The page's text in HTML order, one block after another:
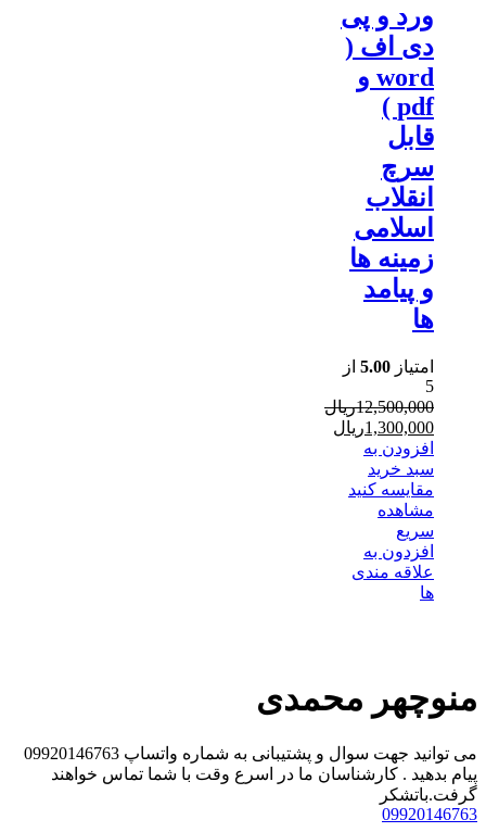
ورد و پی
دی اف (
word و
pdf )
قابل
سرچ
انقلاب
اسلامی
زمینه ها
و پیامد
ها
امتیاز 5.00 از
5
12,500,000ریال
قیمت
اصلی
بود.
1,300,000ریال
قیمت
فعلی
1,300,000ریال
است.
افزودن به
سبد خرید
مقایسه کنید
مشاهده
سریع
افزدون به
علاقه مندی
ها
منوچهر محمدی
می توانید جهت سوال و پشتیبانی به شماره واتساپ 09920146763
پیام بدهید . کارشناسان ما در اسرع وقت با شما تماس خواهند
گرفت.باتشکر
09920146763